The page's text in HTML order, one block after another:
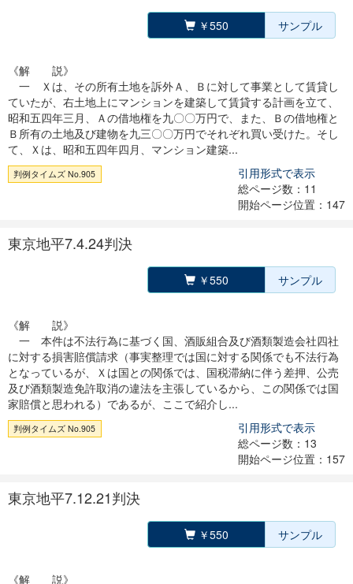
￥550 サンプル
《解 説》
一 Ｘは、その所有土地を訴外Ａ、Ｂに対して事業として賃貸し
ていたが、右土地上にマンションを建築して賃貸する計画を立て、
昭和五四年三月、Ａの借地権を九〇〇万円で、また、Ｂの借地権と
Ｂ所有の土地及び建物を九三〇〇万円でそれぞれ買い受けた。そし
て、Ｘは、昭和五四年四月、マンション建築...
判例タイムズ No.905
引用形式で表示
総ページ数：11
開始ページ位置：147
東京地平7.4.24判決
￥550 サンプル
《解 説》
一 本件は不法行為に基づく国、酒販組合及び酒類製造会社四社
に対する損害賠償請求（事実整理では国に対する関係でも不法行為
となっているが、Ｘは国との関係では、国税滞納に伴う差押、公売
及び酒類製造免許取消の違法を主張しているから、この関係では国
家賠償と思われる）であるが、ここで紹介し...
判例タイムズ No.905
引用形式で表示
総ページ数：13
開始ページ位置：157
東京地平7.12.21判決
￥550 サンプル
《解 説》